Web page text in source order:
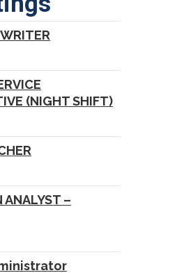
(NIGHT SHIFT)
ANALYST –